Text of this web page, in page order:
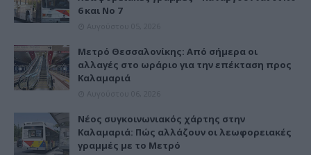
6 και Νο 7
Μετρό Θεσσαλονίκης: Από σήμερα οι
αλλαγές στο ωράριο για την επέκταση προς
Καλαμαριά
Νέος συγκοινωνιακός χάρτης στην
Καλαμαριά: Πώς αλλάζουν οι λεωφορειακές
γραμμές με το Μετρό